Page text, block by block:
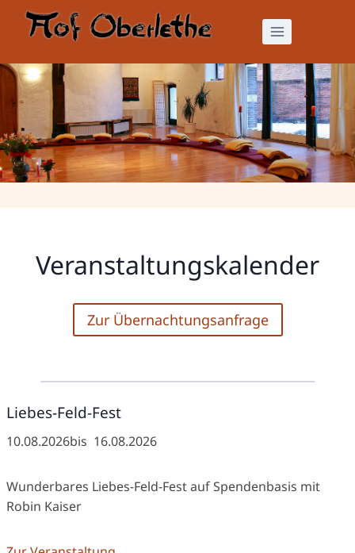
Zum
Inhalt
Veranstaltungskalender
Veranstaltungskalender
Zur Übernachtungsanfrage
Liebes-Feld-Fest
10.08.2026bis 16.08.2026
Wunderbares Liebes-Feld-Fest auf Spendenbasis mit
Robin Kaiser